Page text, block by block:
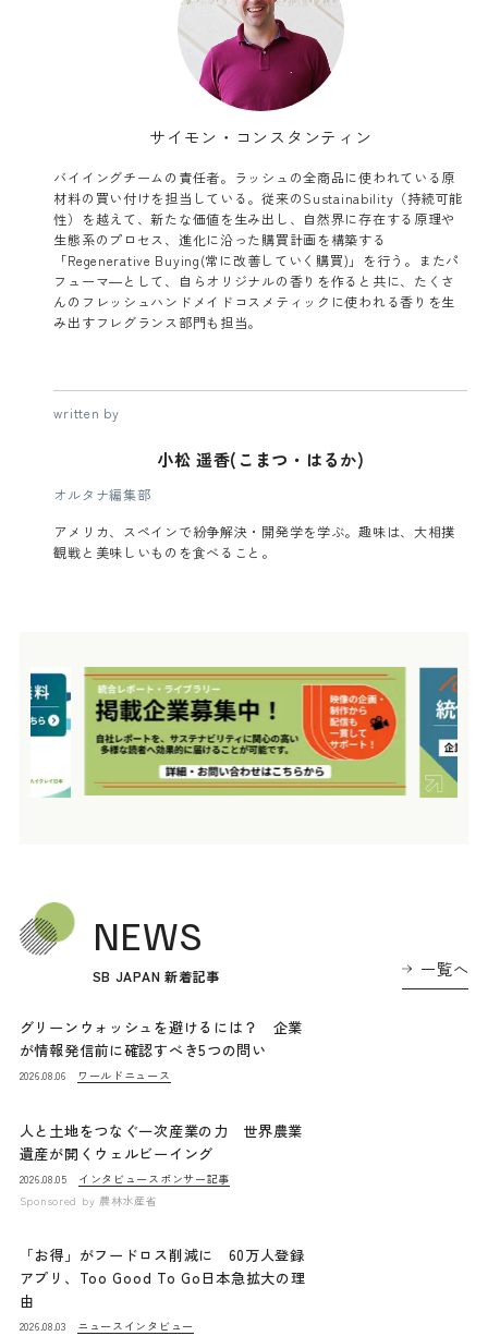
サイモン・コンスタンティン
バイイングチームの責任者。ラッシュの全商品に使われている原
材料の買い付けを担当している。従来のSustainability（持続可能
性）を越えて、新たな価値を生み出し、自然界に存在する原理や
生態系のプロセス、進化に沿った購買計画を構築する
「Regenerative Buying(常に改善していく購買)」を行う。またパ
フューマ―として、自らオリジナルの香りを作ると共に、たくさ
んのフレッシュハンドメイドコスメティックに使われる香りを生
み出すフレグランス部門も担当。
written by
小松 遥香(こまつ・はるか)
オルタナ編集部
アメリカ、スペインで紛争解決・開発学を学ぶ。趣味は、大相撲
観戦と美味しいものを食べること。
NEWS
SB JAPAN 新着記事 一覧へ
グリーンウォッシュを避けるには？ 企業
が情報発信前に確認すべき5つの問い
2026.08.06 ワールドニュース
人と土地をつなぐ一次産業の力 世界農業
遺産が開くウェルビーイング
2026.08.05 インタビュー スポンサー記事
Sponsored by 農林水産省
「お得」がフードロス削減に 60万人登録
アプリ、Too Good To Go日本急拡大の理
由
2026.08.03 ニュース インタビュー